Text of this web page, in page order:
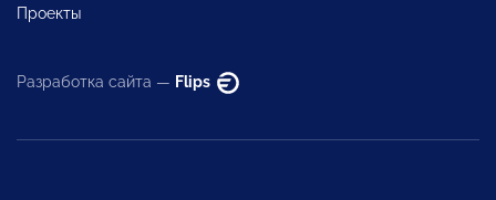
Проекты
Разработка сайта — Flips